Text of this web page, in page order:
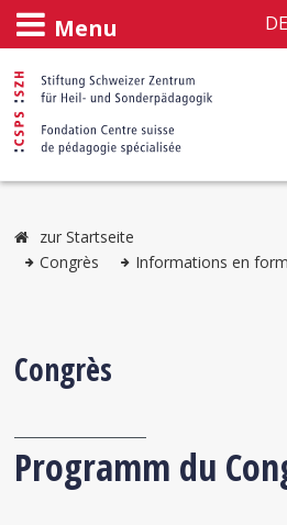
Menu DE
zur Startseite
Congrès
Informations en
Congrès
Programm du